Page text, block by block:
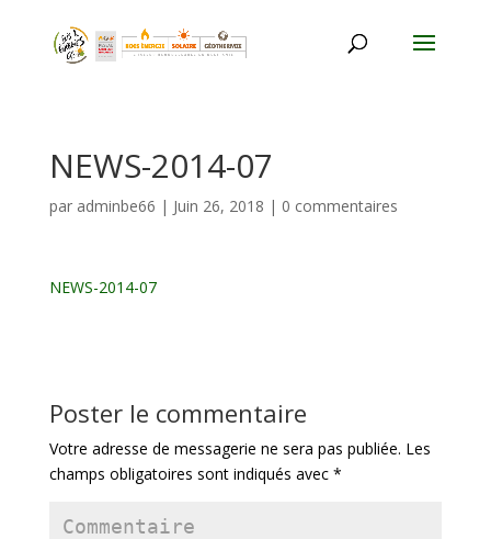
NEWS-2014-07
par adminbe66 | Juin 26, 2018 | 0 commentaires
NEWS-2014-07
Poster le commentaire
Votre adresse de messagerie ne sera pas publiée. Les
champs obligatoires sont indiqués avec *